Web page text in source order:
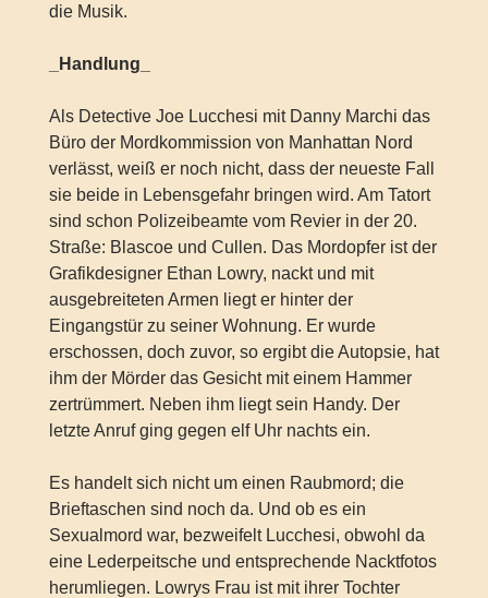
die Musik.
_Handlung_
Als Detective Joe Lucchesi mit Danny Marchi das
Büro der Mordkommission von Manhattan Nord
verlässt, weiß er noch nicht, dass der neueste Fall
sie beide in Lebensgefahr bringen wird. Am Tatort
sind schon Polizeibeamte vom Revier in der 20.
Straße: Blascoe und Cullen. Das Mordopfer ist der
Grafikdesigner Ethan Lowry, nackt und mit
ausgebreiteten Armen liegt er hinter der
Eingangstür zu seiner Wohnung. Er wurde
erschossen, doch zuvor, so ergibt die Autopsie, hat
ihm der Mörder das Gesicht mit einem Hammer
zertrümmert. Neben ihm liegt sein Handy. Der
letzte Anruf ging gegen elf Uhr nachts ein.
Es handelt sich nicht um einen Raubmord; die
Brieftaschen sind noch da. Und ob es ein
Sexualmord war, bezweifelt Lucchesi, obwohl da
eine Lederpeitsche und entsprechende Nacktfotos
herumliegen. Lowrys Frau ist mit ihrer Tochter